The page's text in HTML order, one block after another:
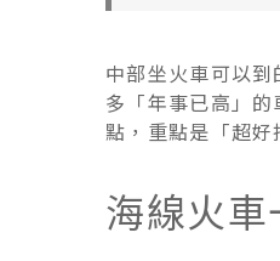
中部坐火車可以
多「年事已高」
點，重點是「超好
海線火